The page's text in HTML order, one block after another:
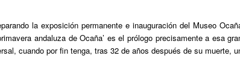
la exposición permanente e inauguración del Museo
andaluza de Ocaña’ es el prólogo precisamente a esa
cuando por fin tenga, tras 32 de años después de su muerte,